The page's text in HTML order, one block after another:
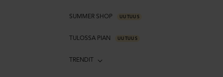
SUMMER SHOP UUTUUS
TULOSSA PIAN UUTUUS
TRENDIT